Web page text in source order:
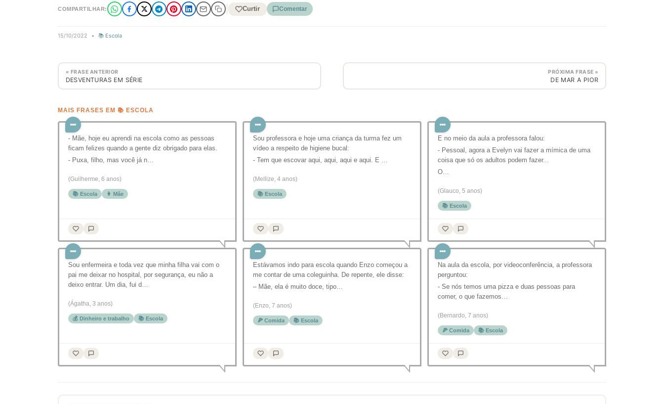
COMPARTILHAR: Curtir Comentar
15/10/2022 • 📚 Escola
« FRASE ANTERIOR
DESVENTURAS EM SÉRIE
PRÓXIMA FRASE »
DE MAR A PIOR
MAIS FRASES EM 📚 ESCOLA
- Mãe, hoje eu aprendi na escola como as pessoas
ficam felizes quando a gente diz obrigado para elas.
- Puxa, filho, mas você já n…
(Guilherme, 6 anos)
📚 Escola 👩 Mãe
Sou professora e hoje uma criança da turma fez um
vídeo a respeito de higiene bucal:
- Tem que escovar aqui, aqui, aqui e aqui. E …
(Mellize, 4 anos)
📚 Escola
E no meio da aula a professora falou:
- Pessoal, agora a Evelyn vai fazer a mímica de uma
coisa que só os adultos podem fazer...
O…
(Glauco, 5 anos)
📚 Escola
Sou enfermeira e toda vez que minha filha vai com o
pai me deixar no hospital, por segurança, eu não a
deixo entrar. Um dia, fui d…
(Ágatha, 3 anos)
💰 Dinheiro e trabalho 📚 Escola
Estávamos indo para escola quando Enzo começou a
me contar de uma coleguinha. De repente, ele disse:
– Mãe, ela é muito doce, tipo…
(Enzo, 7 anos)
🍕 Comida 📚 Escola
Na aula da escola, por videoconferência, a professora
perguntou:
- Se nós temos uma pizza e duas pessoas para
comer, o que fazemos…
(Bernardo, 7 anos)
🍕 Comida 📚 Escola